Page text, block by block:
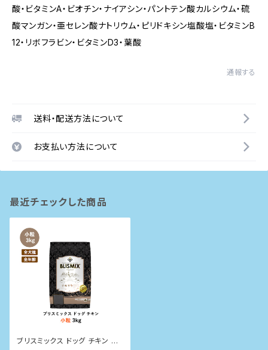
酸・ビタミンA・ビオチン・ナイアシン・パントテン酸カルシウム・硫
酸マンガン・亜セレン酸ナトリウム・ピリドキシン塩酸塩・ビタミンB
12・リボフラビン・ビタミンD3・葉酸
通報する
送料・配送方法について
お支払い方法について
最近チェックした商品
ブリスミックス ドッグ チキン 小